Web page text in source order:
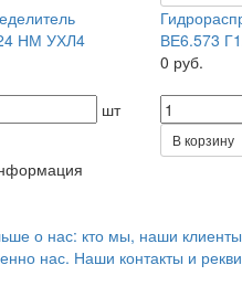
НМ УХЛ4
шт
ВЕ6.573
0 руб.
В корзину
о нас: кто мы, наши
нас. Наши контакты и